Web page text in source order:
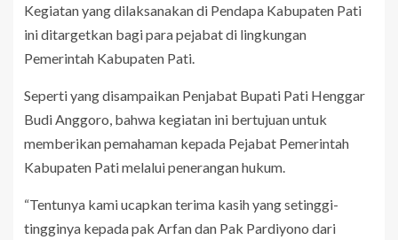
Kegiatan yang dilaksanakan di Pendapa Kabupaten Pati
ini ditargetkan bagi para pejabat di lingkungan
Pemerintah Kabupaten Pati.
Seperti yang disampaikan Penjabat Bupati Pati Henggar
Budi Anggoro, bahwa kegiatan ini bertujuan untuk
memberikan pemahaman kepada Pejabat Pemerintah
Kabupaten Pati melalui penerangan hukum.
“Tentunya kami ucapkan terima kasih yang setinggi-
tingginya kepada pak Arfan dan Pak Pardiyono dari